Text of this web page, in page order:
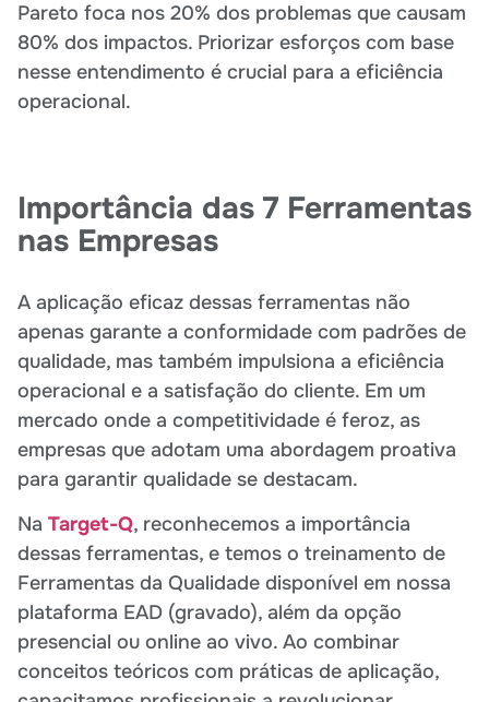
Pareto foca nos 20% dos problemas que causam
80% dos impactos. Priorizar esforços com base
nesse entendimento é crucial para a eficiência
operacional.
Importância das 7 Ferramentas
nas Empresas
A aplicação eficaz dessas ferramentas não
apenas garante a conformidade com padrões de
qualidade, mas também impulsiona a eficiência
operacional e a satisfação do cliente. Em um
mercado onde a competitividade é feroz, as
empresas que adotam uma abordagem proativa
para garantir qualidade se destacam.
Na Target-Q, reconhecemos a importância
dessas ferramentas, e temos o treinamento de
Ferramentas da Qualidade disponível em nossa
plataforma EAD (gravado), além da opção
presencial ou online ao vivo. Ao combinar
conceitos teóricos com práticas de aplicação,